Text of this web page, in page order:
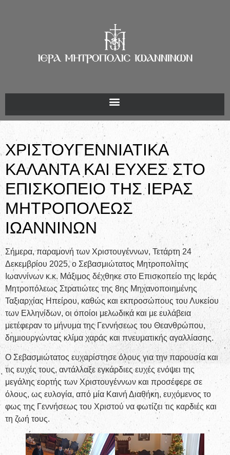
ΧΡΙΣΤΟΥΓΕΝΝΙΑΤΙΚΑ
ΚΑΛΑΝΤΑ ΚΑΙ ΕΥΧΕΣ ΣΤΟ
ΕΠΙΣΚΟΠΕΙΟ ΤΗΣ ΙΕΡΑΣ
ΜΗΤΡΟΠΟΛΕΩΣ
ΙΩΑΝΝΙΝΩΝ
Σήμερα, παραμονή των Χριστουγέννων, Τετάρτη 24
Δεκεμβρίου 2025, ο Σεβασμιώτατος Μητροπολίτης
Ιωαννίνων κ.κ. Μάξιμος δέχθηκε στο Επισκοπείο της Ιεράς
Μητροπόλεως Στρατιώτες της 8ης Μηχανοποιημένης
Ταξιαρχίας Ηπείρου, καθώς και εκπροσώπους του Λυκείου
των Ελληνίδων, οι οποίοι μελωδικά και με ευλάβεια
μετέφεραν το μήνυμα της Γεννήσεως του Θεανθρώπου,
δημιουργώντας κλίμα χαράς και πνευματικής αγαλλίασης.
Ο Σεβασμιώτατος ευχαρίστησε όλους για την παρουσία και
τις ευχές τους, αντάλλαξε εγκάρδιες ευχές ενόψει της
μεγάλης εορτής των Χριστουγέννων και προσέφερε σε
όλους, ως ευλογία, από μία Καινή Διαθήκη, ευχόμενος το
φως της Γεννήσεως του Χριστού να φωτίζει τις καρδιές και
τη ζωή τους.